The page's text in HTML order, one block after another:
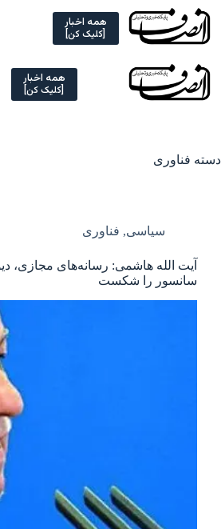
Skip
content
همه اخبار
[کلیک کن]
همه اخبار
[کلیک کن]
دسته فناوری
سیاسی, فناوری
آیت الله هاشمی: رسانه‌های مجازی،
سانسور را شکست